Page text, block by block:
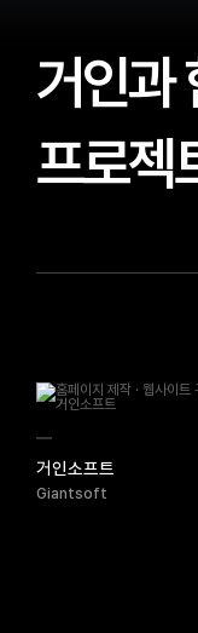
거인과
프로젝
거인소프트
Giantsoft